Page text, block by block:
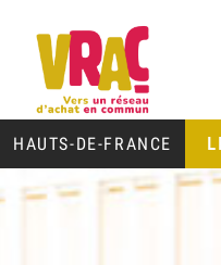
HAUTS-DE-FRANCE